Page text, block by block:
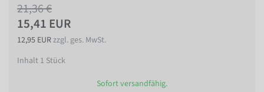
21,36 €
15,41 EUR
12,95 EURzzgl. ges. MwSt.
Inhalt 1 Stück
Sofort versandfähig.